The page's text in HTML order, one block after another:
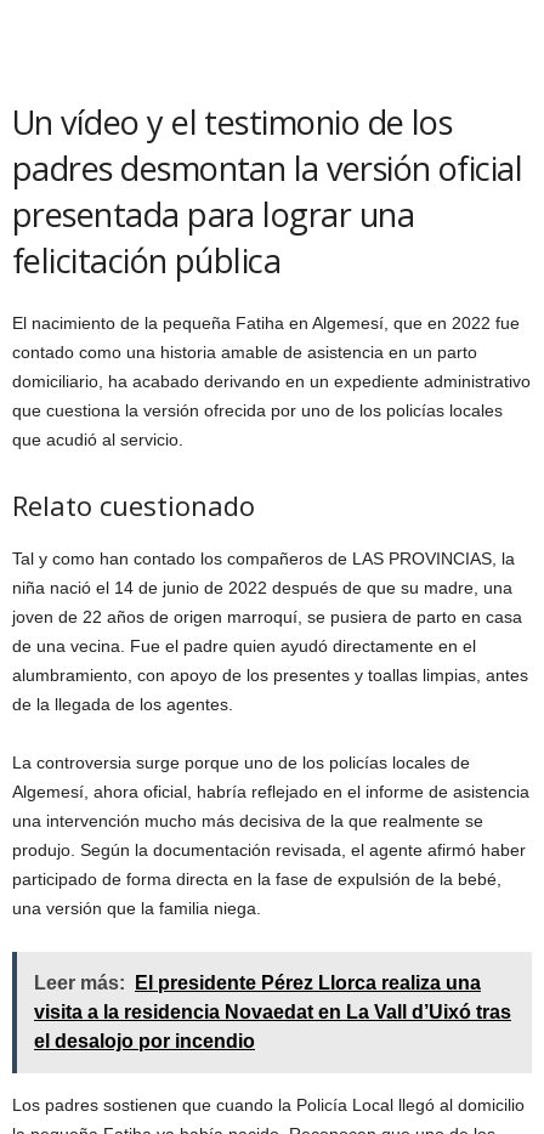
Un vídeo y el testimonio de los
padres desmontan la versión oficial
presentada para lograr una
felicitación pública
El nacimiento de la pequeña Fatiha en Algemesí, que en 2022 fue
contado como una historia amable de asistencia en un parto
domiciliario, ha acabado derivando en un expediente administrativo
que cuestiona la versión ofrecida por uno de los policías locales
que acudió al servicio.
Relato cuestionado
Tal y como han contado los compañeros de LAS PROVINCIAS, la
niña nació el 14 de junio de 2022 después de que su madre, una
joven de 22 años de origen marroquí, se pusiera de parto en casa
de una vecina. Fue el padre quien ayudó directamente en el
alumbramiento, con apoyo de los presentes y toallas limpias, antes
de la llegada de los agentes.
La controversia surge porque uno de los policías locales de
Algemesí, ahora oficial, habría reflejado en el informe de asistencia
una intervención mucho más decisiva de la que realmente se
produjo. Según la documentación revisada, el agente afirmó haber
participado de forma directa en la fase de expulsión de la bebé,
una versión que la familia niega.
Leer más:
El presidente Pérez Llorca realiza una
visita a la residencia Novaedat en La Vall d’Uixó tras
el desalojo por incendio
Los padres sostienen que cuando la Policía Local llegó al domicilio